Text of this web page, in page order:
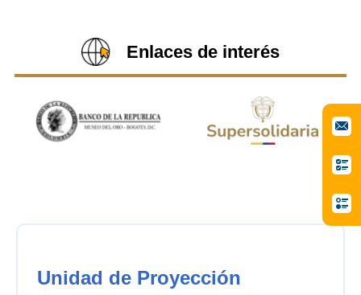
Enlaces de interés
Unidad de Proyección